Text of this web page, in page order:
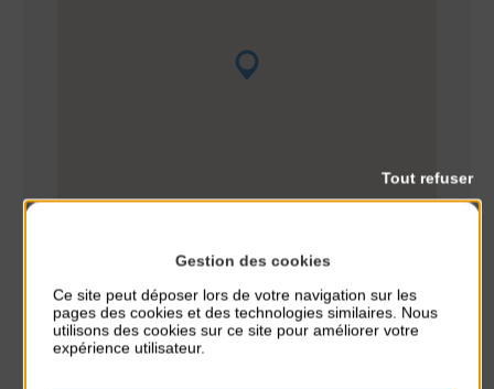
Gestion des cookies
Ce site peut déposer lors de votre navigation sur les
pages des cookies et des technologies similaires. Nous
utilisons des cookies sur ce site pour améliorer votre
expérience utilisateur.
Tout refuser